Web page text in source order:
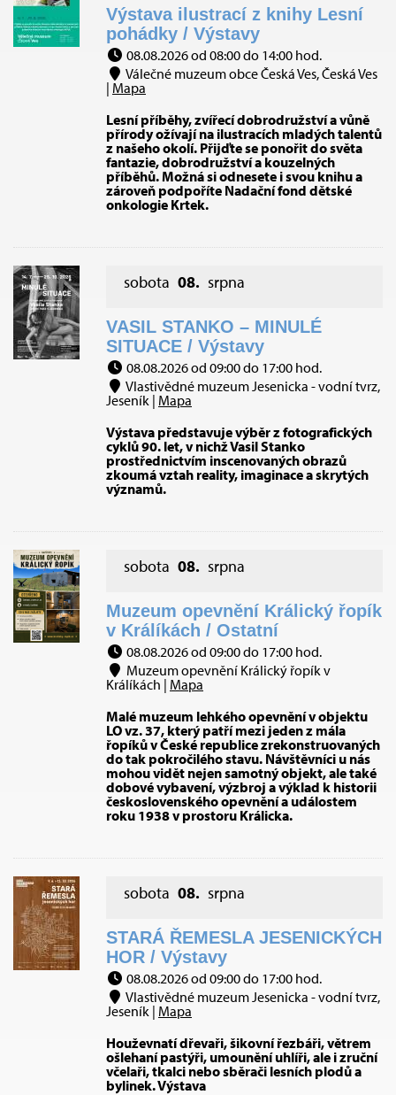
Výstava ilustrací z knihy Lesní
pohádky / Výstavy
08.08.2026 od 08:00 do 14:00 hod.
Válečné muzeum obce Česká Ves, Česká Ves
| Mapa
Lesní příběhy, zvířecí dobrodružství a vůně
přírody ožívají na ilustracích mladých talentů
z našeho okolí. Přijďte se ponořit do světa
fantazie, dobrodružství a kouzelných
příběhů. Možná si odnesete i svou knihu a
zároveň podpoříte Nadační fond dětské
onkologie Krtek.
sobota 08. srpna
VASIL STANKO – MINULÉ
SITUACE / Výstavy
08.08.2026 od 09:00 do 17:00 hod.
Vlastivědné muzeum Jesenicka - vodní tvrz,
Jeseník | Mapa
Výstava představuje výběr z fotografických
cyklů 90. let, v nichž Vasil Stanko
prostřednictvím inscenovaných obrazů
zkoumá vztah reality, imaginace a skrytých
významů.
sobota 08. srpna
Muzeum opevnění Králický řopík
v Králíkách / Ostatní
08.08.2026 od 09:00 do 17:00 hod.
Muzeum opevnění Králický řopík v
Králíkách | Mapa
Malé muzeum lehkého opevnění v objektu
LO vz. 37, který patří mezi jeden z mála
řopíků v České republice zrekonstruovaných
do tak pokročilého stavu. Návštěvníci u nás
mohou vidět nejen samotný objekt, ale také
dobové vybavení, výzbroj a výklad k historii
československého opevnění a událostem
roku 1938 v prostoru Králicka.
sobota 08. srpna
STARÁ ŘEMESLA JESENICKÝCH
HOR / Výstavy
08.08.2026 od 09:00 do 17:00 hod.
Vlastivědné muzeum Jesenicka - vodní tvrz,
Jeseník | Mapa
Houževnatí dřevaři, šikovní řezbáři, větrem
ošlehaní pastýři, umounění uhlíři, ale i zruční
včelaři, tkalci nebo sběrači lesních plodů a
bylinek. Výstava